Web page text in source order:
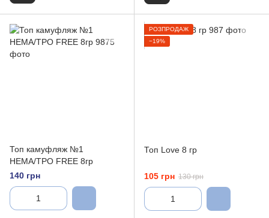
Топ камуфляж №1
HEMA/TPO FREE 8гр
140 грн
РОЗПРОДАЖ
−19%
Топ Love 8 гр
105 грн 130 грн